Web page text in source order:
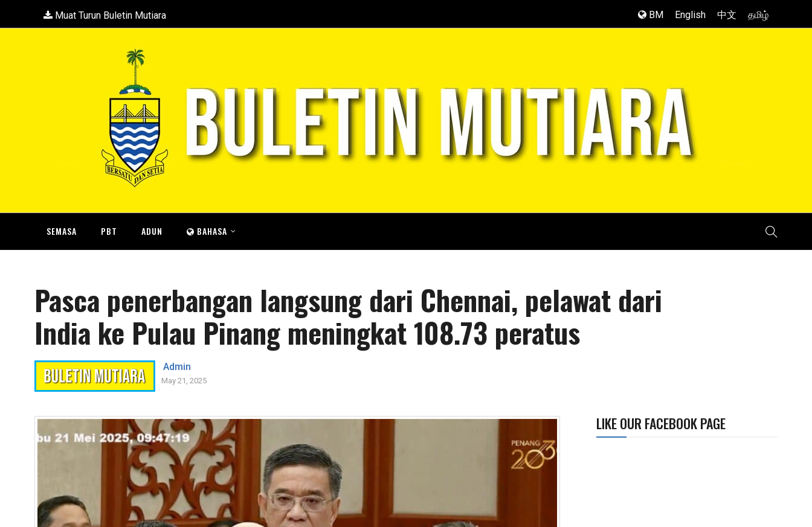
Muat Turun Buletin Mutiara BM English 中文 தமிழ்
SEMASA PBT ADUN BAHASA
Pasca penerbangan langsung dari Chennai, pelawat dari
India ke Pulau Pinang meningkat 108.73 peratus
Admin
May 21, 2025
LIKE OUR FACEBOOK PAGE